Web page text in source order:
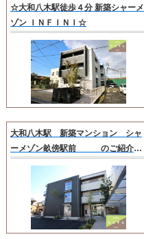
☆大和八木駅徒歩４分 新築シャーメ
ゾン ＩＮＦＩＮＩ☆
大和八木駅 新築マンション シャ
ーメゾン畝傍駅前 のご紹介で